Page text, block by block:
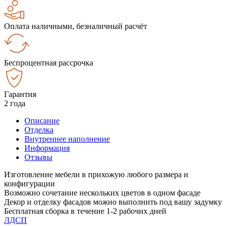
Оплата наличными, безналичный расчёт
Беспроцентная рассрочка
Гарантия
2 года
Описание
Отделка
Внутреннее наполнение
Информация
Отзывы
Изготовление мебели в прихожую любого размера и
конфигурации
Возможно сочетание нескольких цветов в одном фасаде
Декор и отделку фасадов можно выполнить под вашу задумку
Бесплатная сборка в течение 1-2 рабочих дней
ЛДСП